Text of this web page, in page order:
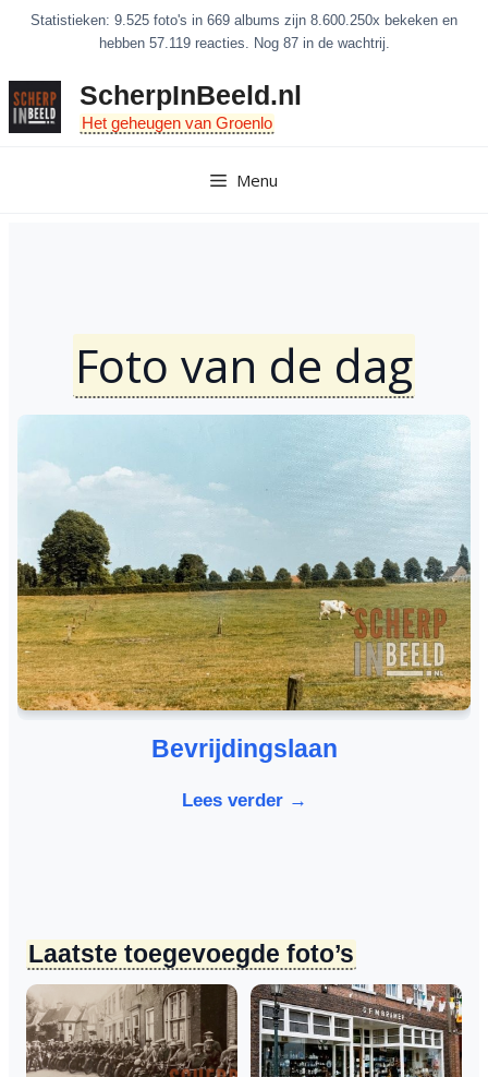
inhoud
Statistieken: 9.525 foto's in 669 albums zijn 8.600.250x bekeken en
hebben 57.119 reacties. Nog 87 in de wachtrij.
ScherpInBeeld.nl
Het geheugen van Groenlo
Menu
Foto van de dag
Bevrijdingslaan
Lees verder →
Laatste toegevoegde foto’s